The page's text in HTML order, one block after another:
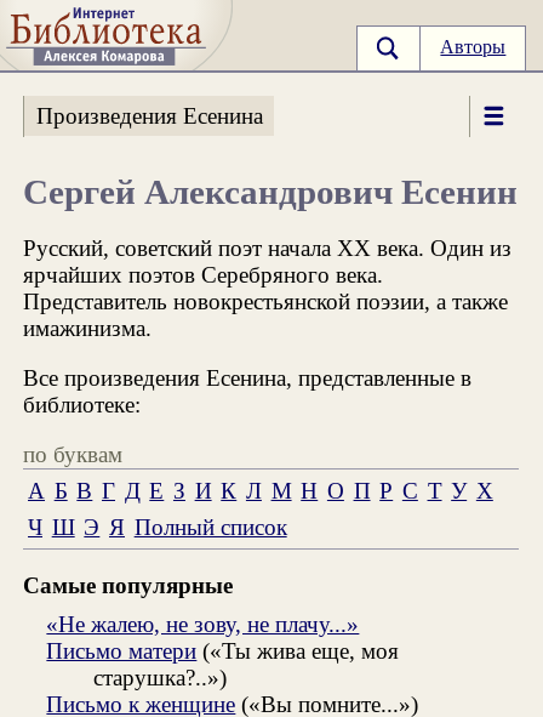
Авторы
Произведения Есенина
Сергей Александрович Есенин
Русский, советский поэт начала XX века. Один из
ярчайших поэтов Серебряного века.
Представитель новокрестьянской поэзии, а также
имажинизма.
Все произведения Есенина, представленные в
библиотеке:
по буквам
А Б В Г Д Е З И К Л М Н О П Р С Т У Х
Ч Ш Э Я Полный список
Самые популярные
«Не жалею, не зову, не плачу...»
Письмо матери («Ты жива еще, моя
старушка?..»)
Письмо к женщине («Вы помните...»)